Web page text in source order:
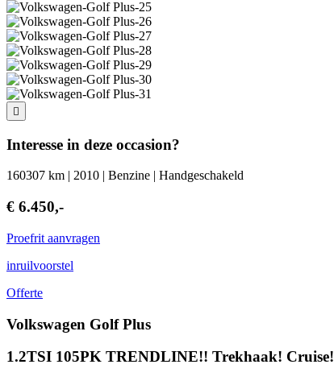
Interesse in deze occasion?
160307 km | 2010 | Benzine | Handgeschakeld
€ 6.450,-
Proefrit aanvragen
inruilvoorstel
Offerte
Volkswagen Golf Plus
1.2TSI 105PK TRENDLINE!! Trekhaak! Cruise!